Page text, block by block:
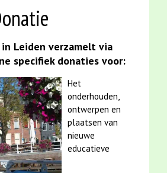
Leiden verzamelt via
specifiek donaties voor:
Het
onderhouden,
ontwerpen en
plaatsen van
nieuwe
educatieve